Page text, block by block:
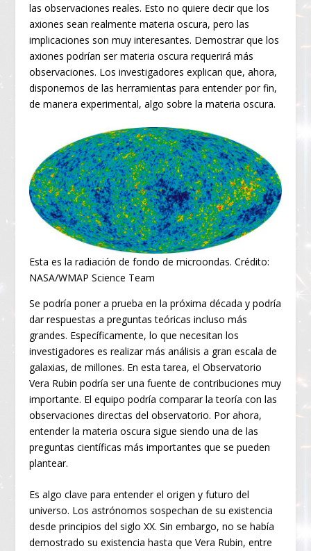
las observaciones reales. Esto no quiere decir que los
axiones sean realmente materia oscura, pero las
implicaciones son muy interesantes. Demostrar que los
axiones podrían ser materia oscura requerirá más
observaciones. Los investigadores explican que, ahora,
disponemos de las herramientas para entender por fin,
de manera experimental, algo sobre la materia oscura.
Esta es la radiación de fondo de microondas. Crédito:
NASA/WMAP Science Team
Se podría poner a prueba en la próxima década y podría
dar respuestas a preguntas teóricas incluso más
grandes. Específicamente, lo que necesitan los
investigadores es realizar más análisis a gran escala de
galaxias, de millones. En esta tarea, el Observatorio
Vera Rubin podría ser una fuente de contribuciones muy
importante. El equipo podría comparar la teoría con las
observaciones directas del observatorio. Por ahora,
entender la materia oscura sigue siendo una de las
preguntas científicas más importantes que se pueden
plantear.
Es algo clave para entender el origen y futuro del
universo. Los astrónomos sospechan de su existencia
desde principios del siglo XX. Sin embargo, no se había
demostrado su existencia hasta que Vera Rubin, entre